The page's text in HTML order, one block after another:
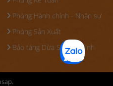
Phòng Hành chính - Nhân sự
Phòng Sản Xuất
Bảo tàng Dừa Sáp Trà Vinh